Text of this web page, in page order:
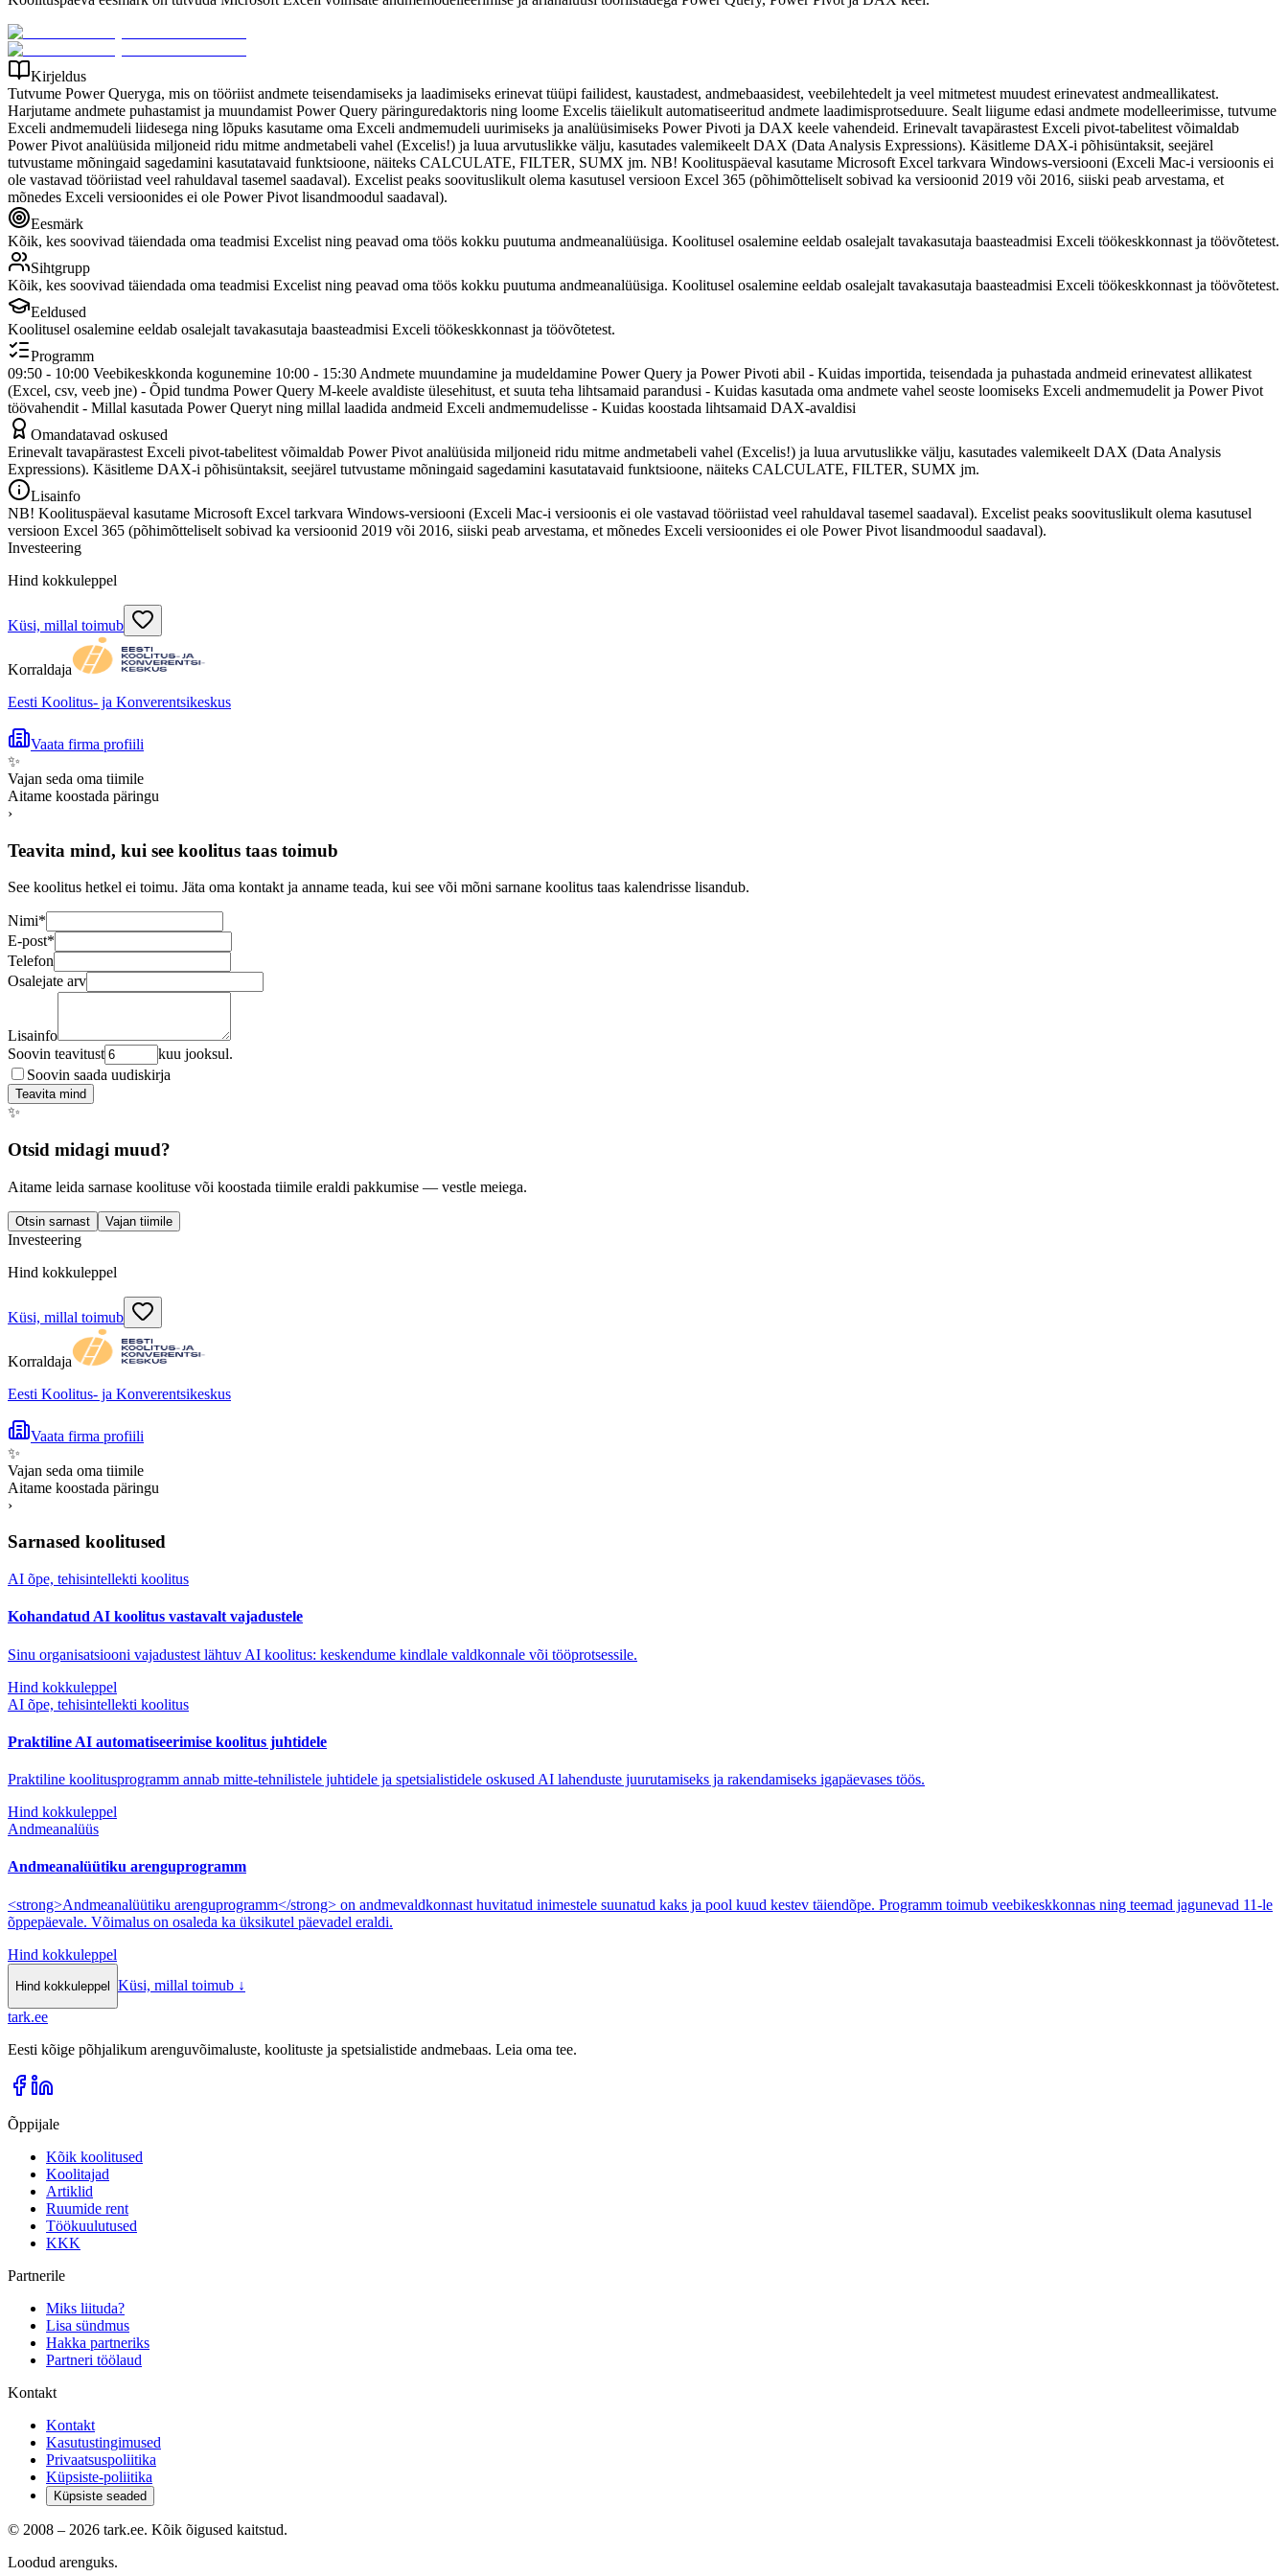
Kirjeldus
Tutvume Power Queryga, mis on tööriist andmete teisendamiseks ja laadimiseks erinevat tüüpi failidest, kaustadest, andmebaasidest, veebilehtedelt ja veel mitmetest muudest erinevatest andmeallikatest.
Harjutame andmete puhastamist ja muundamist Power Query päringuredaktoris ning loome Excelis täielikult automatiseeritud andmete laadimisprotseduure. Sealt liigume edasi andmete modelleerimisse, tutvume
Exceli andmemudeli liidesega ning lõpuks kasutame oma Exceli andmemudeli uurimiseks ja analüüsimiseks Power Pivoti ja DAX keele vahendeid. Erinevalt tavapärastest Exceli pivot-tabelitest võimaldab
Power Pivot analüüsida miljoneid ridu mitme andmetabeli vahel (Excelis!) ja luua arvutuslikke välju, kasutades valemikeelt DAX (Data Analysis Expressions). Käsitleme DAX-i põhisüntaksit, seejärel
tutvustame mõningaid sagedamini kasutatavaid funktsioone, näiteks CALCULATE, FILTER, SUMX jm. NB! Koolituspäeval kasutame Microsoft Excel tarkvara Windows-versiooni (Exceli Mac-i versioonis ei
ole vastavad tööriistad veel rahuldaval tasemel saadaval). Excelist peaks soovituslikult olema kasutusel versioon Excel 365 (põhimõtteliselt sobivad ka versioonid 2019 või 2016, siiski peab arvestama, et
mõnedes Exceli versioonides ei ole Power Pivot lisandmoodul saadaval).
Eesmärk
Kõik, kes soovivad täiendada oma teadmisi Excelist ning peavad oma töös kokku puutuma andmeanalüüsiga. Koolitusel osalemine eeldab osalejalt tavakasutaja baasteadmisi Exceli töökeskkonnast ja töövõtetest.
Sihtgrupp
Kõik, kes soovivad täiendada oma teadmisi Excelist ning peavad oma töös kokku puutuma andmeanalüüsiga. Koolitusel osalemine eeldab osalejalt tavakasutaja baasteadmisi Exceli töökeskkonnast ja töövõtetest.
Eeldused
Koolitusel osalemine eeldab osalejalt tavakasutaja baasteadmisi Exceli töökeskkonnast ja töövõtetest.
Programm
09:50 - 10:00 Veebikeskkonda kogunemine 10:00 - 15:30 Andmete muundamine ja mudeldamine Power Query ja Power Pivoti abil - Kuidas importida, teisendada ja puhastada andmeid erinevatest allikatest
(Excel, csv, veeb jne) - Õpid tundma Power Query M-keele avaldiste ülesehitust, et suuta teha lihtsamaid parandusi - Kuidas kasutada oma andmete vahel seoste loomiseks Exceli andmemudelit ja Power Pivot
töövahendit - Millal kasutada Power Queryt ning millal laadida andmeid Exceli andmemudelisse - Kuidas koostada lihtsamaid DAX-avaldisi
Omandatavad oskused
Erinevalt tavapärastest Exceli pivot-tabelitest võimaldab Power Pivot analüüsida miljoneid ridu mitme andmetabeli vahel (Excelis!) ja luua arvutuslikke välju, kasutades valemikeelt DAX (Data Analysis
Expressions). Käsitleme DAX-i põhisüntaksit, seejärel tutvustame mõningaid sagedamini kasutatavaid funktsioone, näiteks CALCULATE, FILTER, SUMX jm.
Lisainfo
NB! Koolituspäeval kasutame Microsoft Excel tarkvara Windows-versiooni (Exceli Mac-i versioonis ei ole vastavad tööriistad veel rahuldaval tasemel saadaval). Excelist peaks soovituslikult olema kasutusel
versioon Excel 365 (põhimõtteliselt sobivad ka versioonid 2019 või 2016, siiski peab arvestama, et mõnedes Exceli versioonides ei ole Power Pivot lisandmoodul saadaval).
Investeering
Hind kokkuleppel
Küsi, millal toimub
Korraldaja
Eesti Koolitus- ja Konverentsikeskus
Vaata firma profiili
✨
Vajan seda oma tiimile
Aitame koostada päringu
›
Teavita mind, kui see koolitus taas toimub
See koolitus hetkel ei toimu. Jäta oma kontakt ja anname teada, kui see või mõni sarnane koolitus taas kalendrisse lisandub.
Nimi*
E-post*
Telefon
Osalejate arv
Lisainfo
Soovin teavitust
kuu jooksul.
Soovin saada uudiskirja
Teavita mind
✨
Otsid midagi muud?
Aitame leida sarnase koolituse või koostada tiimile eraldi pakkumise — vestle meiega.
Otsin sarnast Vajan tiimile
Investeering
Hind kokkuleppel
Küsi, millal toimub
Korraldaja
Eesti Koolitus- ja Konverentsikeskus
Vaata firma profiili
✨
Vajan seda oma tiimile
Aitame koostada päringu
›
Sarnased koolitused
AI õpe, tehisintellekti koolitus
Kohandatud AI koolitus vastavalt vajadustele
Sinu organisatsiooni vajadustest lähtuv AI koolitus: keskendume kindlale valdkonnale või tööprotsessile.
Hind kokkuleppel
AI õpe, tehisintellekti koolitus
Praktiline AI automatiseerimise koolitus juhtidele
Praktiline koolitusprogramm annab mitte-tehnilistele juhtidele ja spetsialistidele oskused AI lahenduste juurutamiseks ja rakendamiseks igapäevases töös.
Hind kokkuleppel
Andmeanalüüs
Andmeanalüütiku arenguprogramm
<strong>Andmeanalüütiku arenguprogramm</strong> on andmevaldkonnast huvitatud inimestele suunatud kaks ja pool kuud kestev täiendõpe. Programm toimub veebikeskkonnas ning teemad jagunevad 11-le
õppepäevale. Võimalus on osaleda ka üksikutel päevadel eraldi.
Hind kokkuleppel
Hind kokkuleppel Küsi, millal toimub ↓
tark.ee
Eesti kõige põhjalikum arenguvõimaluste, koolituste ja spetsialistide andmebaas. Leia oma tee.
Õppijale
Kõik koolitused
Koolitajad
Artiklid
Ruumide rent
Töökuulutused
KKK
Partnerile
Miks liituda?
Lisa sündmus
Hakka partneriks
Partneri töölaud
Kontakt
Kontakt
Kasutustingimused
Privaatsuspoliitika
Küpsiste-poliitika
Küpsiste seaded
© 2008 – 2026 tark.ee. Kõik õigused kaitstud.
Loodud arenguks.